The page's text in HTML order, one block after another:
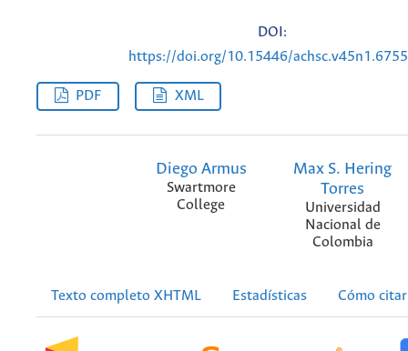
DOI:
https://doi.org/10.15446/
PDF XML
Diego Armus
Swartmore
College
Max S. Hering
Torres
Universidad
Nacional de
Colombia
Texto completo XHTML Estadísticas Cómo citar